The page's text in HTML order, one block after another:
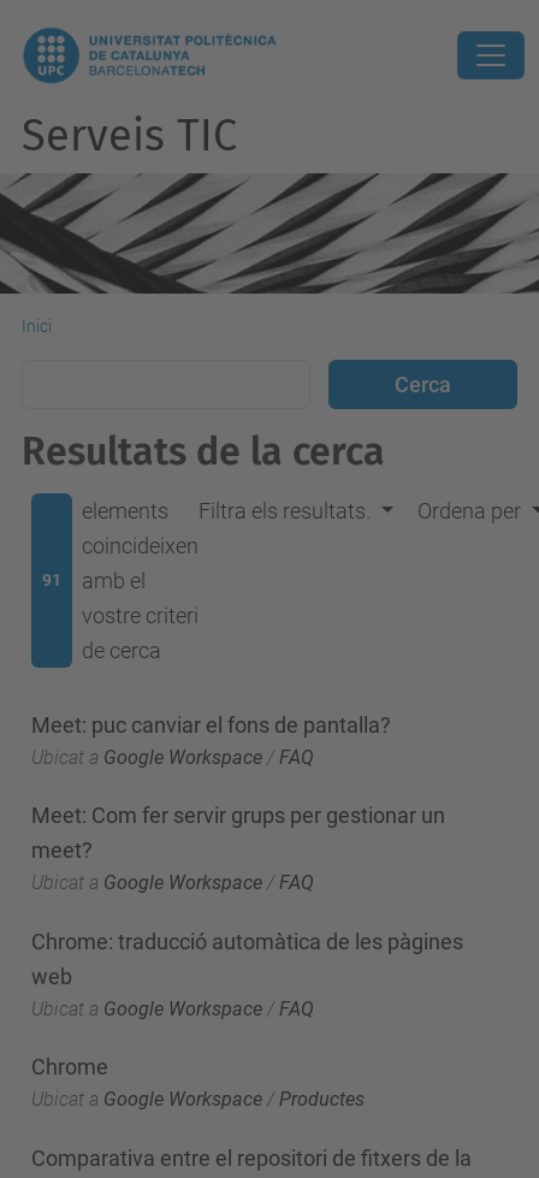
Serveis TIC
Inici
Resultats de la cerca
91
elements
coincideixen
amb el
vostre criteri
de cerca
Filtra els resultats. Ordena per
Meet: puc canviar el fons de pantalla?
Ubicat a Google Workspace / FAQ
Meet: Com fer servir grups per gestionar un
meet?
Ubicat a Google Workspace /FAQ
Chrome: traducció automàtica de les pàgines
web
Ubicat a Google Workspace / FAQ
Chrome
Ubicat a Google Workspace /Productes
Comparativa entre el repositori de fitxers de la